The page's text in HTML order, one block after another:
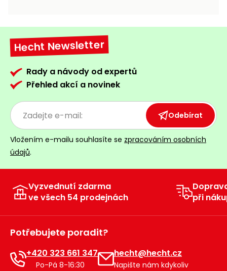
Hecht Newsletter
Rady a návody od expertů
Přehled akcí a novinek
Odebírat
Vložením e-mailu souhlasíte se zpracováním osobních
údajů.
Vyzvednutí zdarma
ve všech 54 prodejnách
při
Potřebujete poradit?
+420 323 661 347
Po-Pá 8-16:30
hecht@hecht.cz
Napište nám kdykoliv